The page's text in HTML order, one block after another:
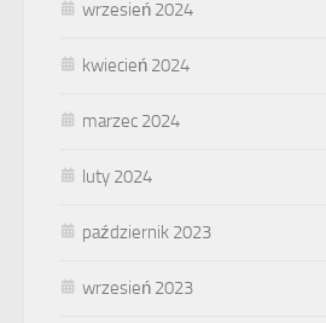
wrzesień 2024
kwiecień 2024
marzec 2024
luty 2024
październik 2023
wrzesień 2023